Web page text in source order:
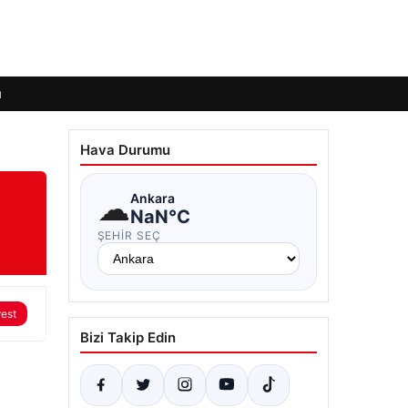
Hava Durumu
☁Ankara
NaN°C
ŞEHIR SEÇ
Bizi Takip Edin